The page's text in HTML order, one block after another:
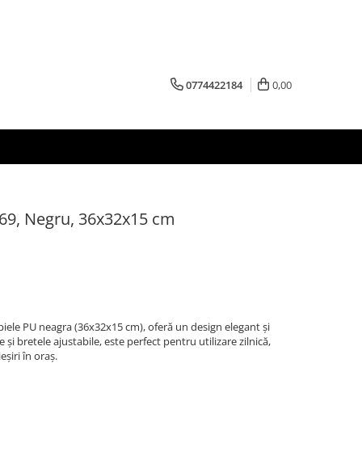
0774422184 0,00
Negru, 36x32x15 cm
PU neagra (36x32x15 cm), oferă un design elegant și
bretele ajustabile, este perfect pentru utilizare zilnică,
în oraș.